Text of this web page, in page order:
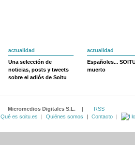
actualidad
Una selección de
noticias, posts y tweets
sobre el adiós de Soitu
actualidad
Españoles...
muerto
Micromedios Digitales S.L. |
RSS
Qué es soitu.es
| Quiénes somos | Contacto |